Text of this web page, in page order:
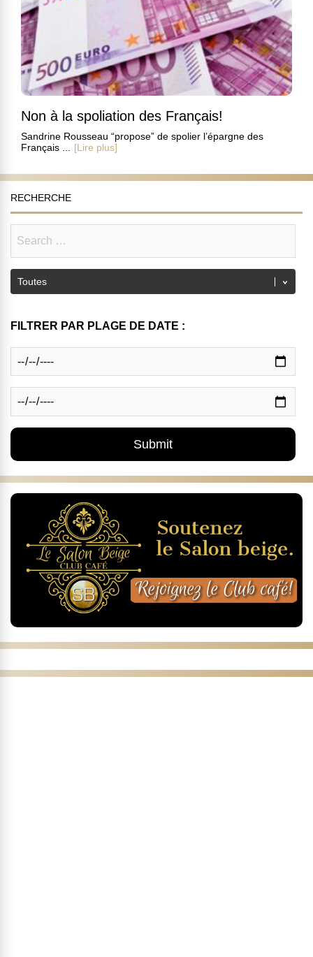
Non à la spoliation des Français!
Sandrine Rousseau “propose” de spolier l’épargne des
Français ...
[Lire plus]
RECHERCHE
FILTRER PAR PLAGE DE DATE :